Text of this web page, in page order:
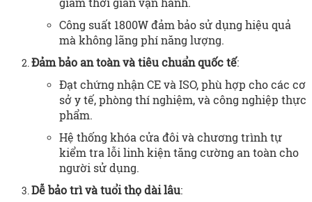
Công suất 1800W đảm bảo sử dụng hiệu quả
mà không lãng phí năng lượng.
Đảm bảo an toàn và tiêu chuẩn quốc tế:
Đạt chứng nhận CE và ISO, phù hợp cho các cơ
sở y tế, phòng thí nghiệm, và công nghiệp thực
phẩm.
Hệ thống khóa cửa đôi và chương trình tự
kiểm tra lỗi linh kiện tăng cường an toàn cho
người sử dụng.
Dễ bảo trì và tuổi thọ dài lâu: